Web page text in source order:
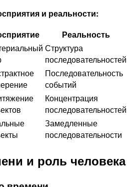
и реальности:
Реальность
Структура
последовательностей
Последовательность
событий
Концентрация
последовательностей
Замедленные
последовательности
и роль человека